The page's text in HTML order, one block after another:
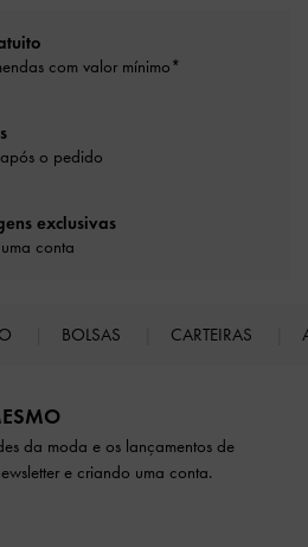
com valor mínimo*
o pedido
exclusivas
conta
BOLSAS CARTEIRAS
da moda e os lançamentos de
e criando uma conta.